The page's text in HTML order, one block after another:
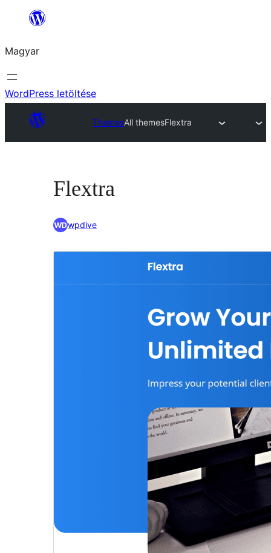
Ugrás
tartalomhoz
Magyar
WordPress letöltése
ThemesAll themesFlextra
Flextra
wpdive